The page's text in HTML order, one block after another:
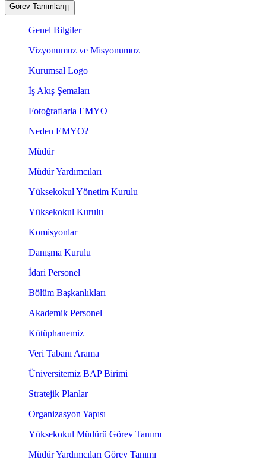
Görev Tanımları
Genel Bilgiler
Vizyonumuz ve Misyonumuz
Kurumsal Logo
İş Akış Şemaları
Fotoğraflarla EMYO
Neden EMYO?
Müdür
Müdür Yardımcıları
Yüksekokul Yönetim Kurulu
Yüksekokul Kurulu
Komisyonlar
Danışma Kurulu
İdari Personel
Bölüm Başkanlıkları
Akademik Personel
Kütüphanemiz
Veri Tabanı Arama
Üniversitemiz BAP Birimi
Stratejik Planlar
Organizasyon Yapısı
Yüksekokul Müdürü Görev Tanımı
Müdür Yardımcıları Görev Tanımı